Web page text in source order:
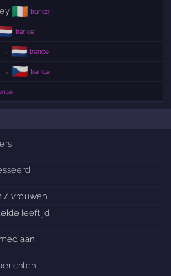
🇮🇪 trance
trance
→ 🇳🇱 trance
→ 🇨🇿 trance
/ vrouwen
leeftijd
mediaan